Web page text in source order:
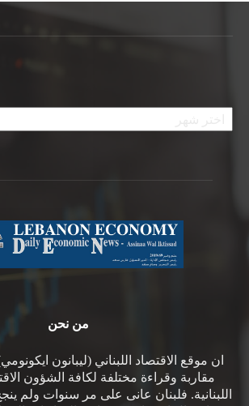
الأرشيف
من نحن
ان موقع الاقتصاد اللبناني (ليبانون
مقاربة وقراءة مختلفة لكافة الشؤون
اللبنانية. فلبنان عانى على مر سنوات ولم